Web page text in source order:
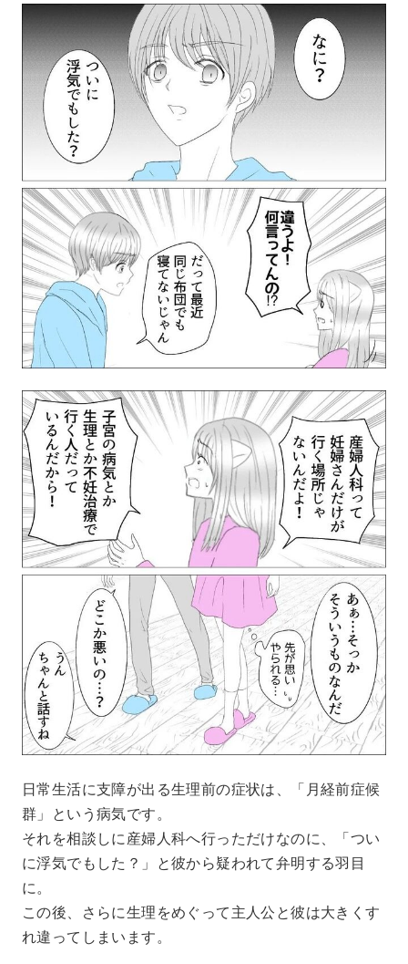
日常生活に支障が出る生理前の症状は、「月経前症候
群」という病気です。
それを相談しに産婦人科へ行っただけなのに、「つい
に浮気でもした？」と彼から疑われて弁明する羽目
に。
この後、さらに生理をめぐって主人公と彼は大きくす
れ違ってしまいます。